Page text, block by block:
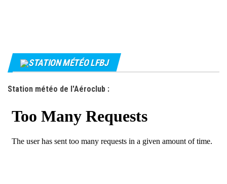
STATION MÉTÉO LFBJ
Station météo de l'Aéroclub :